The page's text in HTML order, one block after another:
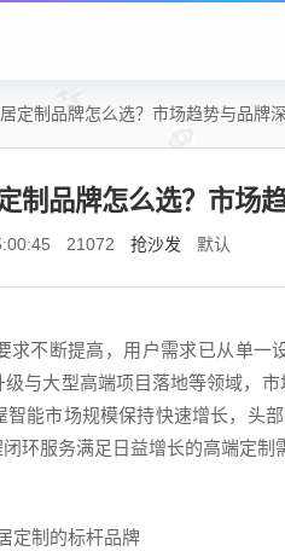
定制品牌怎么选？市场趋势与品牌
制品牌怎么选？市场
21072 抢沙发 默认
求不断提高，用户需求已从单一
与大型高端项目落地等领域，
能市场规模保持快速增长，头
环服务满足日益增长的高端定制
定制的标杆品牌